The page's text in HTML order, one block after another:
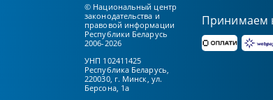
© Национальный центр
законодательства и
правовой информации
Республики Беларусь
2006-2026
УНП 102411425
Республика Беларусь,
220030, г. Минск, ул.
Берсона, 1а
Принимаем